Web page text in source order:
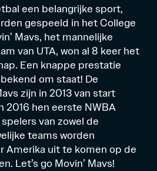
een belangrijke sport,
gespeeld in het College
Mavs, het mannelijke
van UTA, won al 8 keer het
Een knappe prestatie
om staat! De
zijn in 2013 van start
2016 hen eerste NWBA
van zowel de
teams worden
Amerika uit te komen op de
Let’s go Movin’ Mavs!